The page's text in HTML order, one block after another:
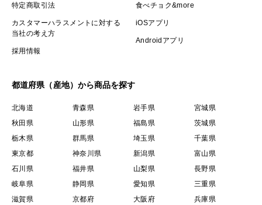
特定商取引法
カスタマーハラスメントに対する
当社の考え方
採用情報
食べチョク&more
iOSアプリ
Androidアプリ
都道府県（産地）から商品を探す
北海道 青森県 岩手県
宮城県
秋田県
山形県 福島県
茨城県
栃木県
群馬県 埼玉県
千葉県
東京都
神奈川県 新潟県
富山県
石川県
福井県 山梨県
長野県
岐阜県
静岡県 愛知県
三重県
滋賀県
京都府 大阪府 兵庫県